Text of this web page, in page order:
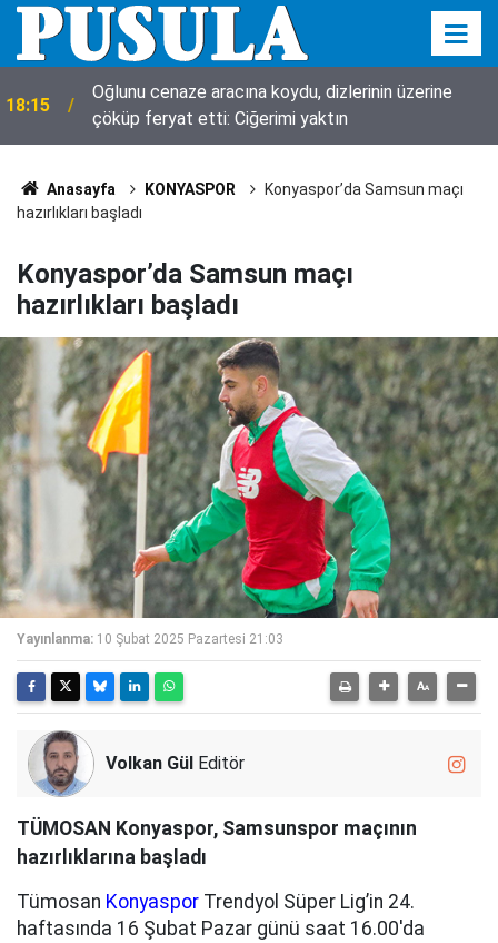
18:15
Oğlunu cenaze aracına koydu, dizlerinin üzerine
çöküp feryat etti: Ciğerimi yaktın
Anasayfa KONYASPOR
Konyaspor’da Samsun maçı
hazırlıkları başladı
Konyaspor’da Samsun maçı
hazırlıkları başladı
Yayınlanma: 10 Şubat 2025 Pazartesi 21:03
Volkan Gül Editör
TÜMOSAN Konyaspor, Samsunspor maçının
hazırlıklarına başladı
Tümosan Konyaspor Trendyol Süper Lig’in 24.
haftasında 16 Şubat Pazar günü saat 16.00'da